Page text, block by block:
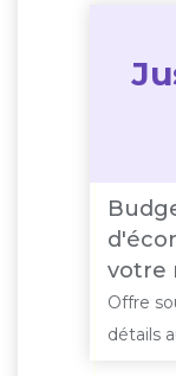
votre
Offre
détails